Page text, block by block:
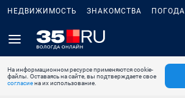
НЕДВИЖИМОСТЬ ЗНАКОМСТВА ПОГОДА
На информационном ресурсе применяются cookie-
файлы. Оставаясь на сайте, вы подтверждаете свое
согласиена их использование.